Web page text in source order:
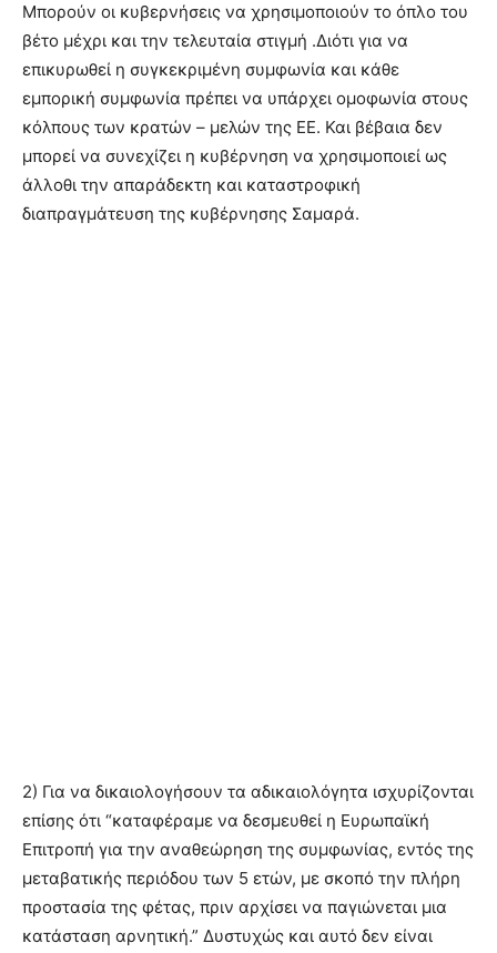
Μπορούν οι κυβερνήσεις να χρησιμοποιούν το όπλο του
βέτο μέχρι και την τελευταία στιγμή .Διότι για να
επικυρωθεί η συγκεκριμένη συμφωνία και κάθε
εμπορική συμφωνία πρέπει να υπάρχει ομοφωνία στους
κόλπους των κρατών – μελών της ΕΕ. Και βέβαια δεν
μπορεί να συνεχίζει η κυβέρνηση να χρησιμοποιεί ως
άλλοθι την απαράδεκτη και καταστροφική
διαπραγμάτευση της κυβέρνησης Σαμαρά.
2) Για να δικαιολογήσουν τα αδικαιολόγητα ισχυρίζονται
επίσης ότι “καταφέραμε να δεσμευθεί η Ευρωπαϊκή
Επιτροπή για την αναθεώρηση της συμφωνίας, εντός της
μεταβατικής περιόδου των 5 ετών, με σκοπό την πλήρη
προστασία της φέτας, πριν αρχίσει να παγιώνεται μια
κατάσταση αρνητική.” Δυστυχώς και αυτό δεν είναι